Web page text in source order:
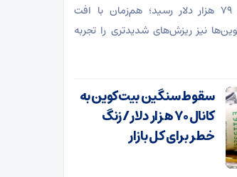
عقب‌نشینی به محدوده ۷۹ هزار دلار رسید؛ هم‌زمان با افت
نیز ریزش‌های شدیدتری را تجربه
سقوط سنگین بیت‌کوین به
کانال ۷۰ هزار دلار/ زنگ
خطر برای کل بازار